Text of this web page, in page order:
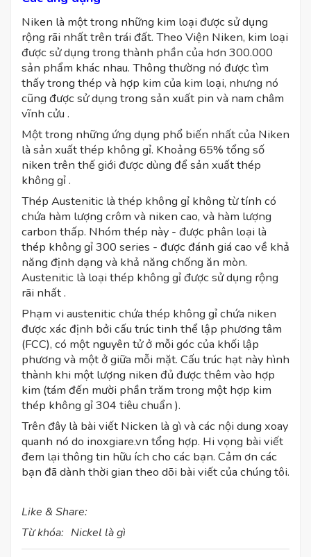
Niken là một trong những kim loại được sử dụng
rộng rãi nhất trên trái đất. Theo Viện Niken, kim loại
được sử dụng trong thành phần của hơn 300.000
sản phẩm khác nhau. Thông thường nó được tìm
thấy trong thép và hợp kim của kim loại, nhưng nó
cũng được sử dụng trong sản xuất pin và nam châm
vĩnh cửu .
Một trong những ứng dụng phổ biến nhất của Niken
là sản xuất thép không gỉ. Khoảng 65% tổng số
niken trên thế giới được dùng để sản xuất thép
không gỉ .
Thép Austenitic là thép không gỉ không từ tính có
chứa hàm lượng crôm và niken cao, và hàm lượng
carbon thấp. Nhóm thép này - được phân loại là
thép không gỉ 300 series - được đánh giá cao về khả
năng định dạng và khả năng chống ăn mòn.
Austenitic là loại thép không gỉ được sử dụng rộng
rãi nhất .
Phạm vi austenitic chứa thép không gỉ chứa niken
được xác định bởi cấu trúc tinh thể lập phương tâm
(FCC), có một nguyên tử ở mỗi góc của khối lập
phương và một ở giữa mỗi mặt. Cấu trúc hạt này hình
thành khi một lượng niken đủ được thêm vào hợp
kim (tám đến mười phần trăm trong một hợp kim
thép không gỉ 304 tiêu chuẩn ).
Trên đây là bài viết Nicken là gì và các nội dung xoay
quanh nó do inoxgiare.vn tổng hợp. Hi vọng bài viết
đem lại thông tin hữu ích cho các bạn. Cảm ơn các
bạn đã dành thời gian theo dõi bài viết của chúng tôi.
Like & Share:
Từ khóa: Nickel là gì